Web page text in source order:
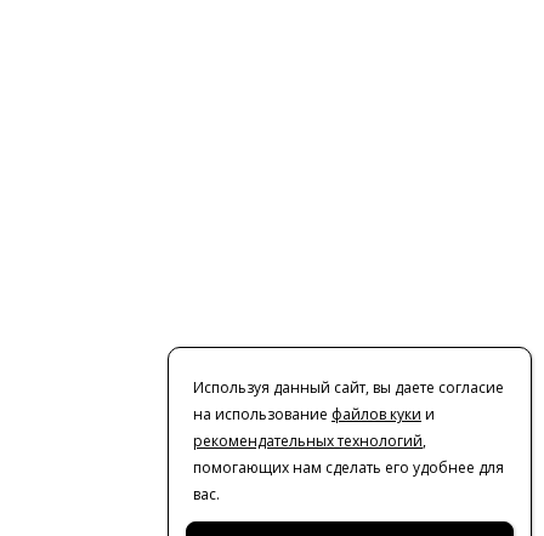
Используя данный сайт, вы даете согласие
на использование файлов куки и
рекомендательных технологий,
помогающих нам сделать его удобнее для
вас.